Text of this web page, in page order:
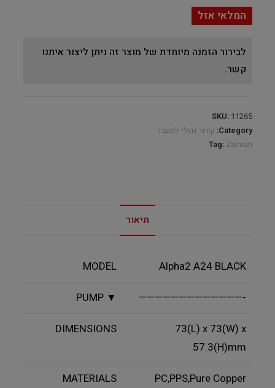
המלאי אזל
לבירור הזמנה מיוחדת של מוצר זה ניתן ליצור איתנו
קשר.
SKU: 11265
Category: קירור נוזלי למעבד
Tag: Zalman
תיאור
MODEL Alpha2 A24 BLACK
PUMP ▼ —————————————-
DIMENSIONS
73(L) x 73(W) x
57.3(H)mm
MATERIALS PC,PPS,Pure Copper